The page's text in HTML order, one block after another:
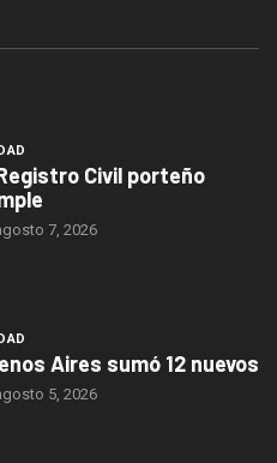
Civil porteño
7, 2026
Aires sumó 12 nuevos
5, 2026